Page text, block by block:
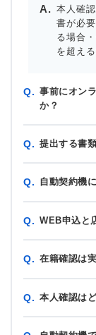
本人確
書が必
る場合
を超え
Q. 事前にオン
か？
Q. 提出する書
Q. 自動契約機
Q. WEB申込と
Q. 在籍確認は
Q. 本人確認は